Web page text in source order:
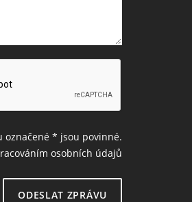
označené * jsou povinné.
osobních údajů
ODESLAT ZPRÁVU